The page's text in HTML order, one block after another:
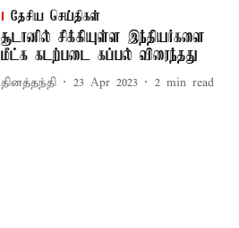
தேசிய செய்திகள்
சூடானில் சிக்கியுள்ள இந்தியர்களை
மீட்க கடற்படை கப்பல் விரைந்தது
தினத்தந்தி 23 Apr 2023 2 min read